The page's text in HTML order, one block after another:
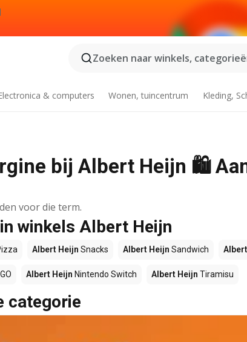
Zoeken naar winkels,
& computers Wonen, tuincentrum Kleding,
bij Albert Heijn 🛍️
voor die term.
winkels Albert Heijn
Albert Heijn Snacks Albert Heijn Sandwich
Albert Heijn Nintendo Switch Albert Heijn Tiramisu
categorie